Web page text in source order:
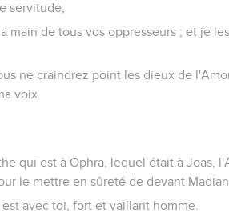
servitude,
de tous vos oppresseurs ; et je
ne craindrez point les dieux de
voix.
qui est à Ophra, lequel était à Joas,
le mettre en sûreté de devant Madian.
avec toi, fort et vaillant homme.